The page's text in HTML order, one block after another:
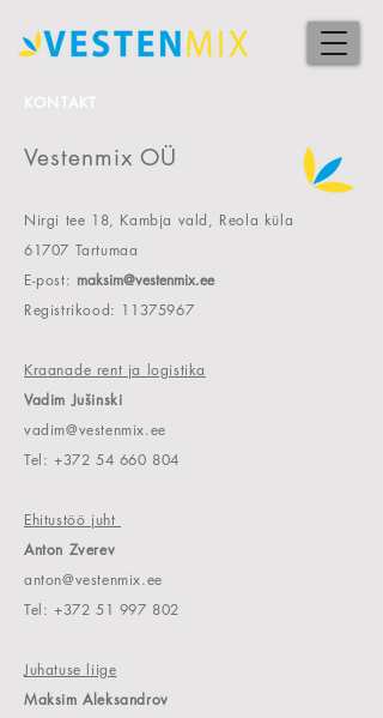
Vestenmix OÜ
Nirgi tee 18, Kambja vald, Reola küla
61707 Tartumaa
E-post: maksim@vestenmix.ee
Registrikood: 11375967
Kraanade rent ja logistika
Vadim Jušinski
vadim@vestenmix.ee
Tel: +372 54 660 804
Ehitustöö juht
Anton Zverev
anton@vestenmix.ee
Tel: +372 51 997 802
Juhatuse liige
Maksim Aleksandrov
KONTAKT